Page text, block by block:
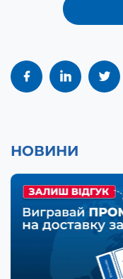
НОВИНИ